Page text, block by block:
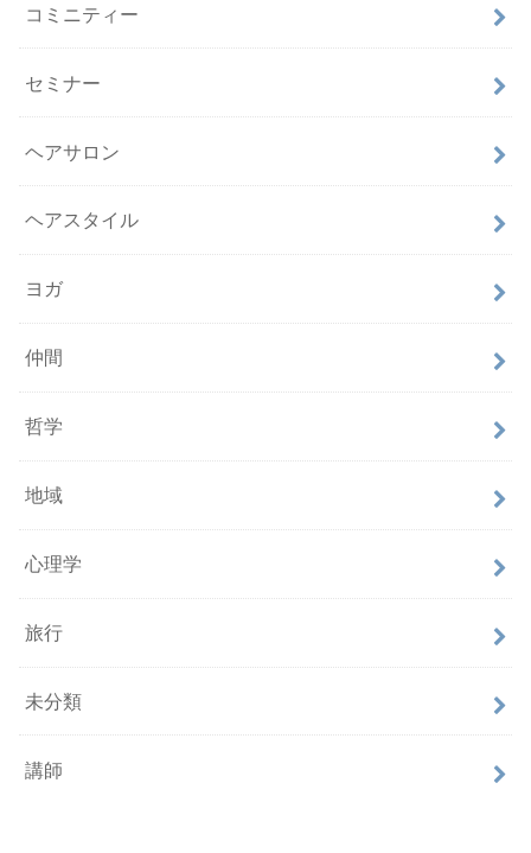
コミニティー
セミナー
ヘアサロン
ヘアスタイル
ヨガ
仲間
哲学
地域
心理学
旅行
未分類
講師